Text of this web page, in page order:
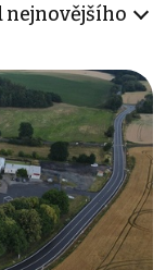
nejnovějšího